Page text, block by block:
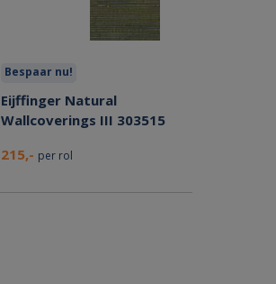
Bespaar nu!
Eijffinger Natural
Wallcoverings III 303515
215,- per rol